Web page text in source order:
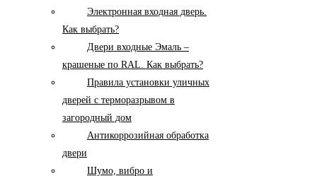
Электронная входная дверь.
Как выбрать?
Двери входные Эмаль –
крашеные по RAL. Как выбрать?
Правила установки уличных
дверей с терморазрывом в
загородный дом
Антикоррозийная обработка
двери
Шумо, вибро и